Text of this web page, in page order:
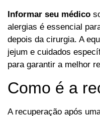
Informar seu médico
alergias é essencial
depois da cirurgia. A
jejum e cuidados
para garantir a melhor
Como é a
A recuperação após